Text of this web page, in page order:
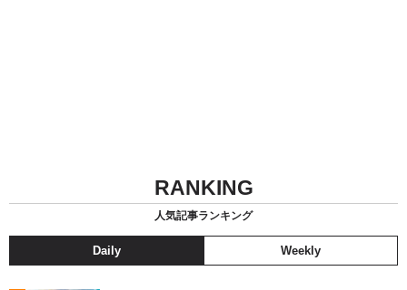
RANKING
人気記事ランキング
Daily Weekly